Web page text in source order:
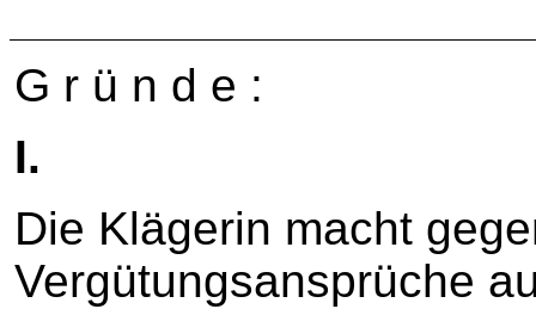
G r ü n d e :
I.
Die Klägerin macht
Vergütungsansprüche